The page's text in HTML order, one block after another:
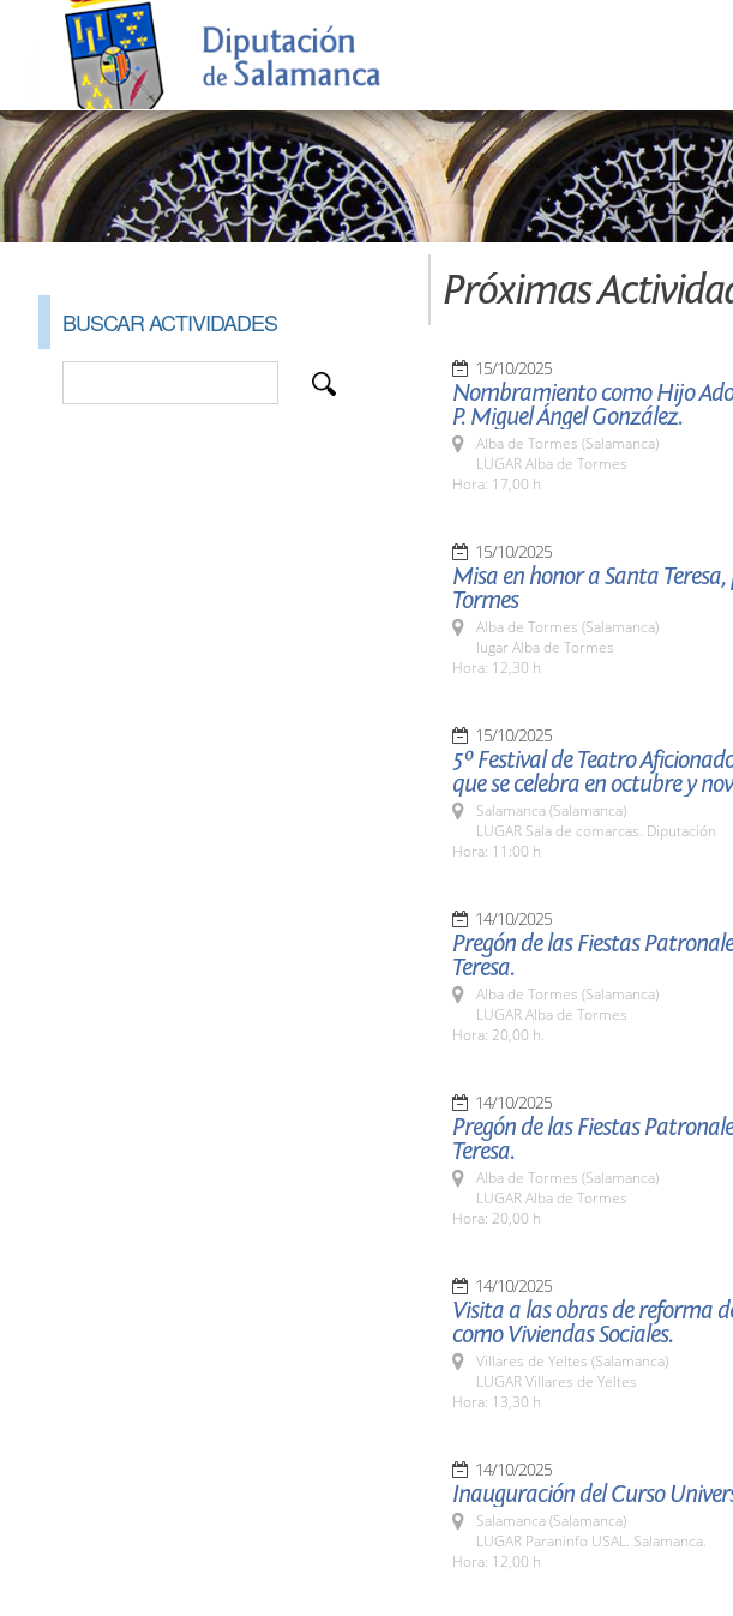
BUSCAR ACTIVIDADES
Próximas
15/10/2025
Nombramiento como Hijo
P. Miguel Ángel González.
Alba de Tormes (Salamanca)
LUGAR Alba de Tormes
Hora: 17,00 h
15/10/2025
Misa en honor a Santa
Tormes
Alba de Tormes (Salamanca)
lugar Alba de Tormes
Hora: 12,30 h
15/10/2025
5º Festival de Teatro
que se celebra en octubre y
Salamanca (Salamanca)
LUGAR Sala de comarcas. Diputación
Hora: 11:00 h
14/10/2025
Pregón de las Fiestas
Teresa.
Alba de Tormes (Salamanca)
LUGAR Alba de Tormes
Hora: 20,00 h.
14/10/2025
Pregón de las Fiestas
Teresa.
Alba de Tormes (Salamanca)
LUGAR Alba de Tormes
Hora: 20,00 h
14/10/2025
Visita a las obras de reforma
como Viviendas Sociales.
Villares de Yeltes (Salamanca)
LUGAR Villares de Yeltes
Hora: 13,30 h
14/10/2025
Inauguración del Curso
Salamanca (Salamanca)
LUGAR Paraninfo USAL. Salamanca.
Hora: 12,00 h